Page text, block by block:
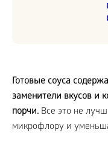
Готовые соуса
заменители вкусов и
порчи. Все это не
микрофлору и